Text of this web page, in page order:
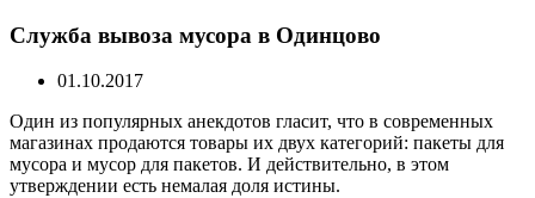
Служба вывоза мусора в Одинцово
01.10.2017
Один из популярных анекдотов гласит, что в современных
магазинах продаются товары их двух категорий: пакеты для
мусора и мусор для пакетов. И действительно, в этом
утверждении есть немалая доля истины.